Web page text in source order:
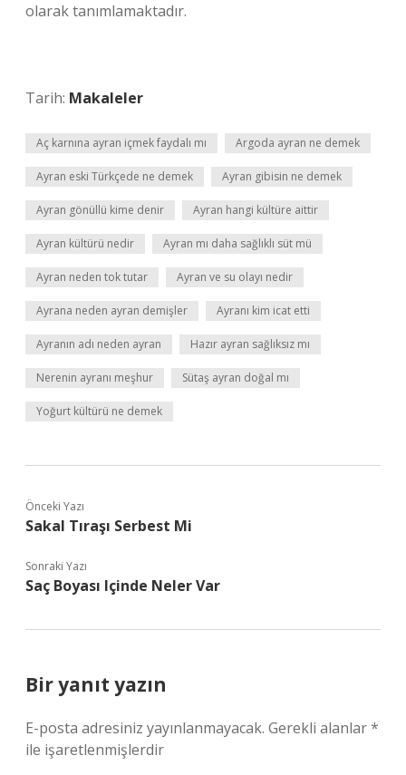
olarak tanımlamaktadır.
Tarih: Makaleler
Aç karnına ayran içmek faydalı mı Argoda ayran ne demek
Ayran eski Türkçede ne demek Ayran gibisin ne demek
Ayran gönüllü kime denir Ayran hangi kültüre aittir
Ayran kültürü nedir Ayran mı daha sağlıklı süt mü
Ayran neden tok tutar Ayran ve su olayı nedir
Ayrana neden ayran demişler Ayranı kim icat etti
Ayranın adı neden ayran Hazır ayran sağlıksız mı
Nerenin ayranı meşhur Sütaş ayran doğal mı
Yoğurt kültürü ne demek
Önceki Yazı
Sakal Tıraşı Serbest Mi
Sonraki Yazı
Saç Boyası Içinde Neler Var
Bir yanıt yazın
E-posta adresiniz yayınlanmayacak. Gerekli alanlar*
ile işaretlenmişlerdir